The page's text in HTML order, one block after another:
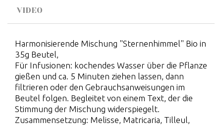
VIDEO
Harmonisierende Mischung "Sternenhimmel" Bio in
35g Beutel,
Für Infusionen: kochendes Wasser über die Pflanze
gießen und ca. 5 Minuten ziehen lassen, dann
filtrieren oder den Gebrauchsanweisungen im
Beutel folgen. Begleitet von einem Text, der die
Stimmung der Mischung widerspiegelt.
Zusammensetzung: Melisse, Matricaria, Tilleul,